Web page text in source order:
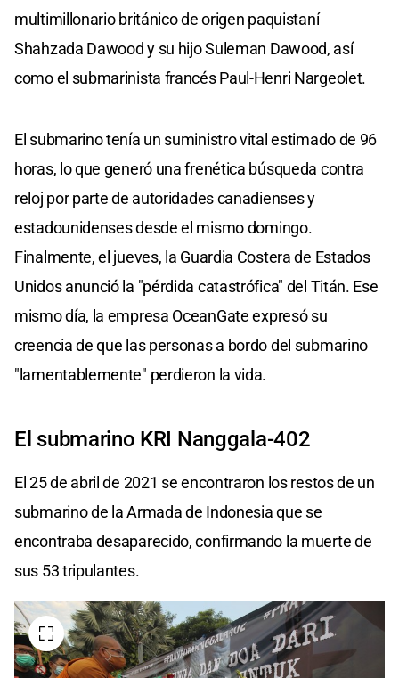
multimillonario británico de origen paquistaní
Shahzada Dawood y su hijo Suleman Dawood, así
como el submarinista francés Paul-Henri Nargeolet.
El submarino tenía un suministro vital estimado de 96
horas, lo que generó una frenética búsqueda contra
reloj por parte de autoridades canadienses y
estadounidenses desde el mismo domingo.
Finalmente, el jueves, la Guardia Costera de Estados
Unidos anunció la "pérdida catastrófica" del Titán. Ese
mismo día, la empresa OceanGate expresó su
creencia de que las personas a bordo del submarino
"lamentablemente" perdieron la vida.
El submarino KRI Nanggala-402
El 25 de abril de 2021 se encontraron los restos de un
submarino de la Armada de Indonesia que se
encontraba desaparecido, confirmando la muerte de
sus 53 tripulantes.